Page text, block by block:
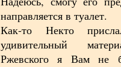
направляется в туалет.
Как-то Некто
удивительный
Ржевского я Вам не